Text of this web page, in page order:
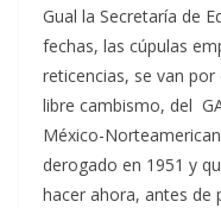
Gual la Secretaría de
fechas, las cúpulas
reticencias, se van
libre cambismo, del
México-
derogado en 1951 y
hacer ahora, antes de